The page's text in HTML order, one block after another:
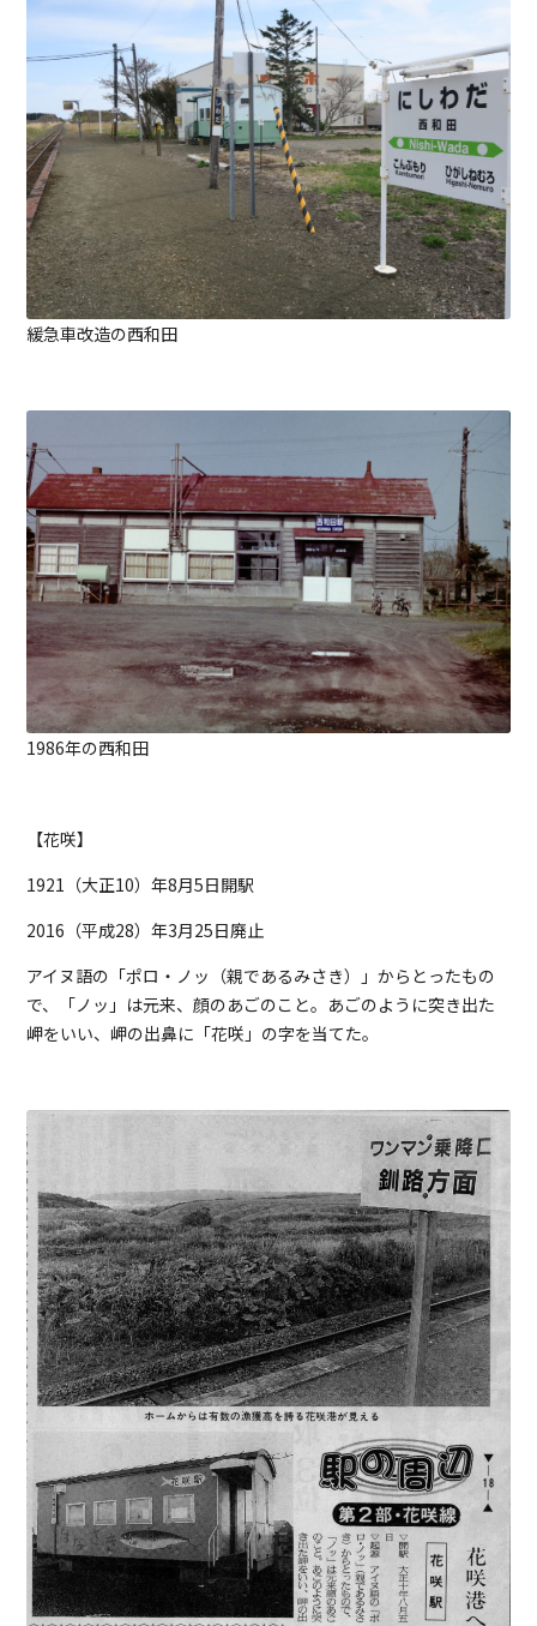
緩急車改造の西和田
1986年の西和田
【花咲】
1921（大正10）年8月5日開駅
2016（平成28）年3月25日廃止
アイヌ語の「ポロ・ノッ（親であるみさき）」からとったもの
で、「ノッ」は元来、顔のあごのこと。あごのように突き出た
岬をいい、岬の出鼻に「花咲」の字を当てた。